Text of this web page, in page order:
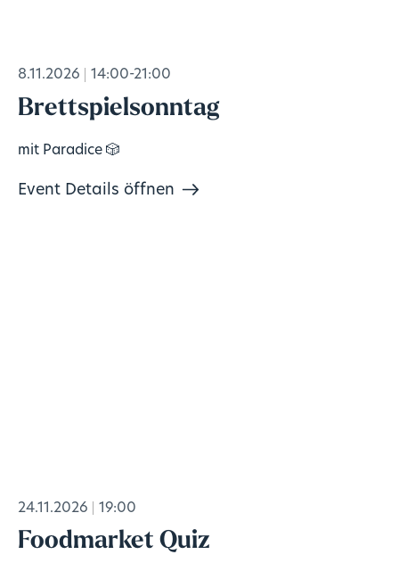
8.11.2026 14:00-21:00
Brettspielsonntag
mit Paradice 🎲
Event Details öffnen
24.11.2026 19:00
Foodmarket Quiz